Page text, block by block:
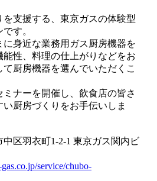
支援する、東京ガスの体験型
す。
身近な業務用ガス厨房機器を
能性、料理の仕上がりなどをお
厨房機器を選んでいただくこ
ナーを開催し、飲食店の皆さ
厨房づくりをお手伝いしま
区羽衣町1-2-1 東京ガス関内ビ
service/chubo-